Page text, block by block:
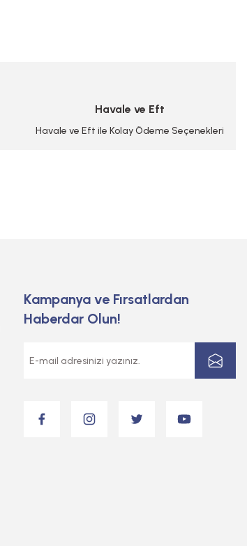
Havale ve Eft
Havale ve Eft ile Kolay Ödeme Seçenekleri
Kampanya ve Fırsatlardan
Haberdar Olun!